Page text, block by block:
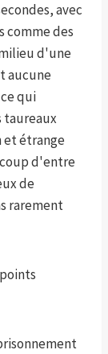
avec
comme des
d'une
aucune
qui
et étrange
d'entre
de
rarement